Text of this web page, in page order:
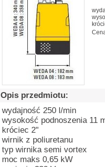
Opis przedmiotu:
wydajność 250 l/min
wysokość podnoszenia 11
króciec 2"
wirnik z poliuretanu
typ wirnika semi vortex
moc maks 0,65 kW